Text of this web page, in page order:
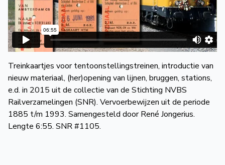
Treinkaartjes voor tentoonstellingstreinen, introductie van
nieuw materiaal, (her)opening van lijnen, bruggen, stations,
e.d. in 2015 uit de collectie van de Stichting NVBS
Railverzamelingen (SNR). Vervoerbewijzen uit de periode
1885 t/m 1993. Samengesteld door René Jongerius.
Lengte 6:55. SNR #1105.